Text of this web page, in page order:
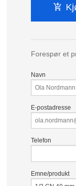
Forespør et
Navn
E-postadresse
Telefon
Emne/produkt